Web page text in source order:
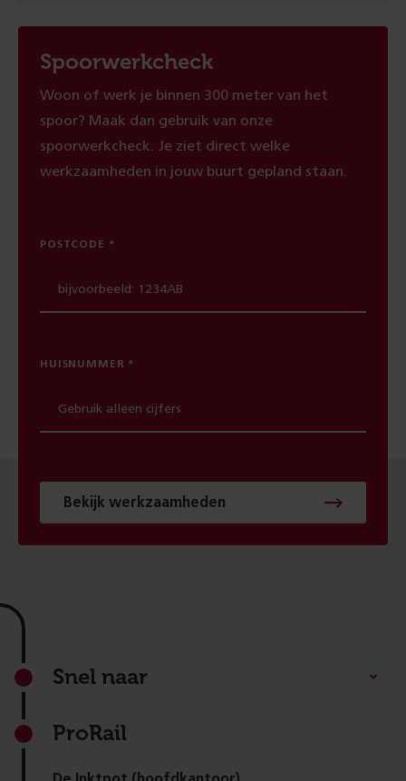
Spoorwerkcheck
Woon of werk je binnen 300 meter van het
spoor? Maak dan gebruik van onze
spoorwerkcheck. Je ziet direct welke
werkzaamheden in jouw buurt gepland staan.
POSTCODE
HUISNUMMER
Bekijk werkzaamheden
Footer
Snel naar
ProRail